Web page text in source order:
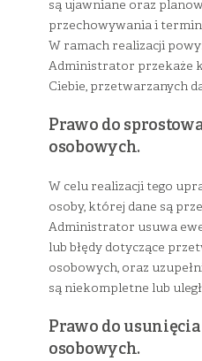
są ujawniane oraz
przechowywania i
W ramach realizacji
Administrator przekaże
Ciebie, przetwarzanych
Prawo do
osobowych.
W celu realizacji tego
osoby, której dane są
Administrator usuwa
lub błędy dotyczące
osobowych, oraz
są niekompletne lub
Prawo do
osobowych.